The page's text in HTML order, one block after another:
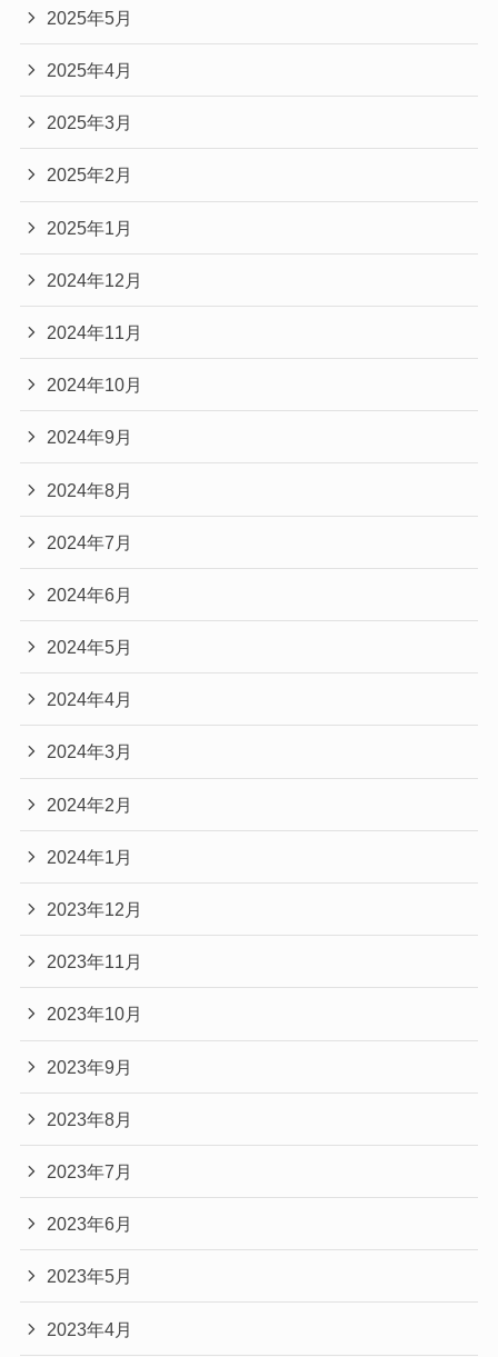
2025年5月
2025年4月
2025年3月
2025年2月
2025年1月
2024年12月
2024年11月
2024年10月
2024年9月
2024年8月
2024年7月
2024年6月
2024年5月
2024年4月
2024年3月
2024年2月
2024年1月
2023年12月
2023年11月
2023年10月
2023年9月
2023年8月
2023年7月
2023年6月
2023年5月
2023年4月